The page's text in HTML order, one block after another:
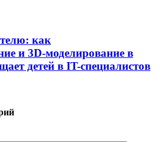
как
и 3D-моделирование в
детей в IT-специалистов